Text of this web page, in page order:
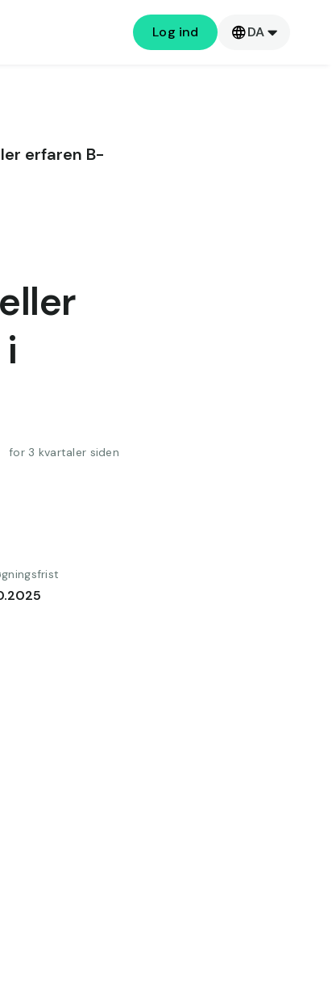
Log ind DA
erfaren B-
for 3 kvartaler siden